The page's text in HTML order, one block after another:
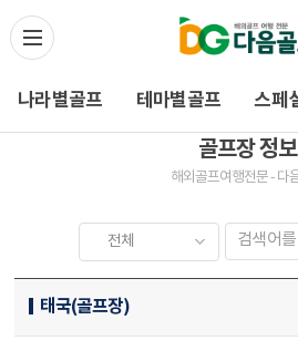
나라별골프 테마별골프 스페
골프장 정보
해외골프여행전문 - 다
태국(골프장)